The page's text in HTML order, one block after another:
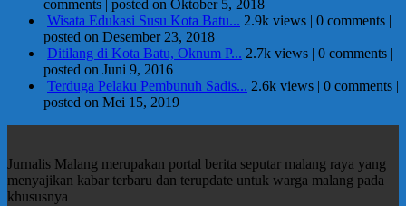
comments | posted on Oktober 5, 2018
Wisata Edukasi Susu Kota Batu... 2.9k views | 0 comments |
posted on Desember 23, 2018
Ditilang di Kota Batu, Oknum P... 2.7k views | 0 comments |
posted on Juni 9, 2016
Terduga Pelaku Pembunuh Sadis... 2.6k views | 0 comments |
posted on Mei 15, 2019
Jurnalis Malang merupakan portal berita seputar malang raya yang
menyajikan kabar terbaru dan terupdate untuk warga malang pada
khususnya